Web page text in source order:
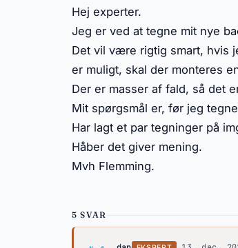
Hej experter.
Jeg er ved at tegne mit nye
Det vil være rigtig smart, hvis
er muligt, skal der monteres
Der er masser af fald, så det
Mit spørgsmål er, før jeg
Har lagt et par tegninger på
Håber det giver mening.
Mvh Flemming.
5 SVAR